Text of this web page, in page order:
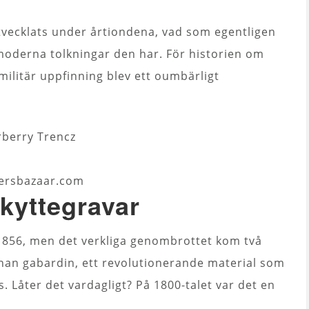
under årtiondena, vad som egentligen
tolkningar den har. För historien om
uppfinning blev ett oumbärligt
men det verkliga genombrottet kom två
gabardin, ett revolutionerande material som
Låter det vardagligt? På 1800-talet var det en